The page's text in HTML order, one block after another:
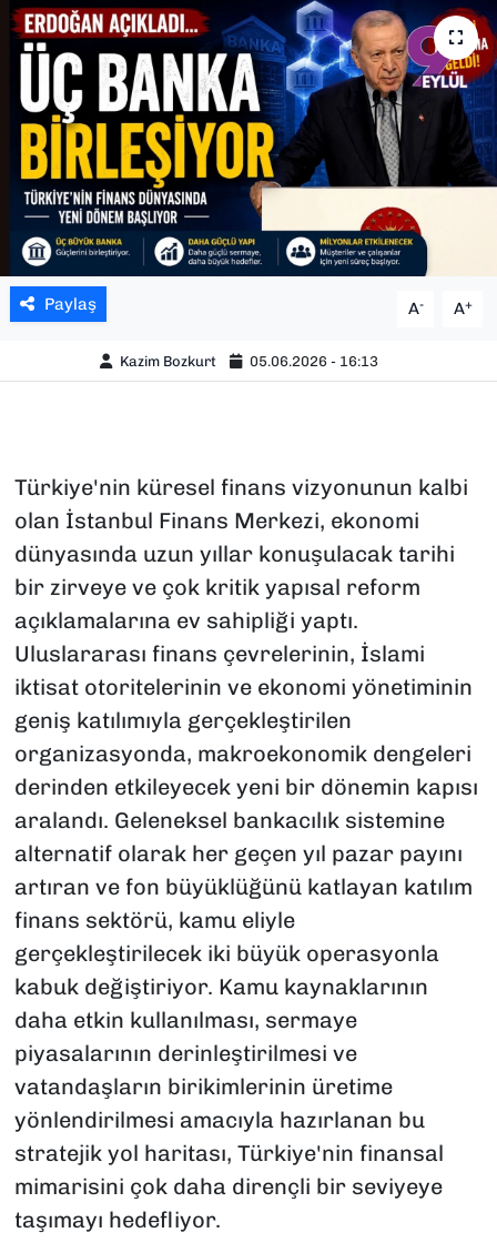
Paylaş A- A+
Kazim Bozkurt 05.06.2026 - 16:13
Türkiye'nin küresel finans vizyonunun kalbi
olan İstanbul Finans Merkezi, ekonomi
dünyasında uzun yıllar konuşulacak tarihi
bir zirveye ve çok kritik yapısal reform
açıklamalarına ev sahipliği yaptı.
Uluslararası finans çevrelerinin, İslami
iktisat otoritelerinin ve ekonomi yönetiminin
geniş katılımıyla gerçekleştirilen
organizasyonda, makroekonomik dengeleri
derinden etkileyecek yeni bir dönemin kapısı
aralandı. Geleneksel bankacılık sistemine
alternatif olarak her geçen yıl pazar payını
artıran ve fon büyüklüğünü katlayan katılım
finans sektörü, kamu eliyle
gerçekleştirilecek iki büyük operasyonla
kabuk değiştiriyor. Kamu kaynaklarının
daha etkin kullanılması, sermaye
piyasalarının derinleştirilmesi ve
vatandaşların birikimlerinin üretime
yönlendirilmesi amacıyla hazırlanan bu
stratejik yol haritası, Türkiye'nin finansal
mimarisini çok daha dirençli bir seviyeye
taşımayı hedefliyor.
YEREL YÖNETİMLER